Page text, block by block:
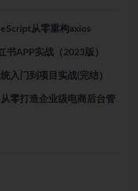
从零重构axios
书APP实战（2023版）
入门到项目实战(完结）
零打造企业级电商后台管